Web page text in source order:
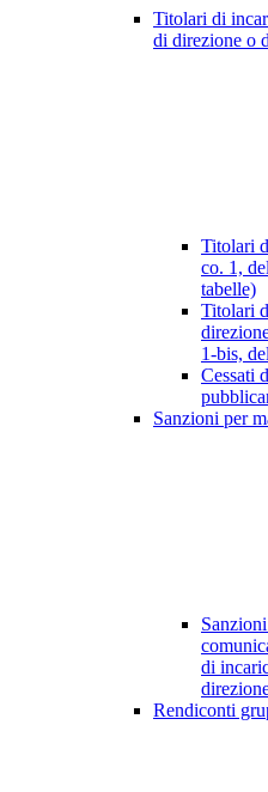
Titolari di
di direzione o
Titolari
co. 1,
tabelle)
Titolari
1-bis,
Cessati
Sanzioni per
di
Rendiconti